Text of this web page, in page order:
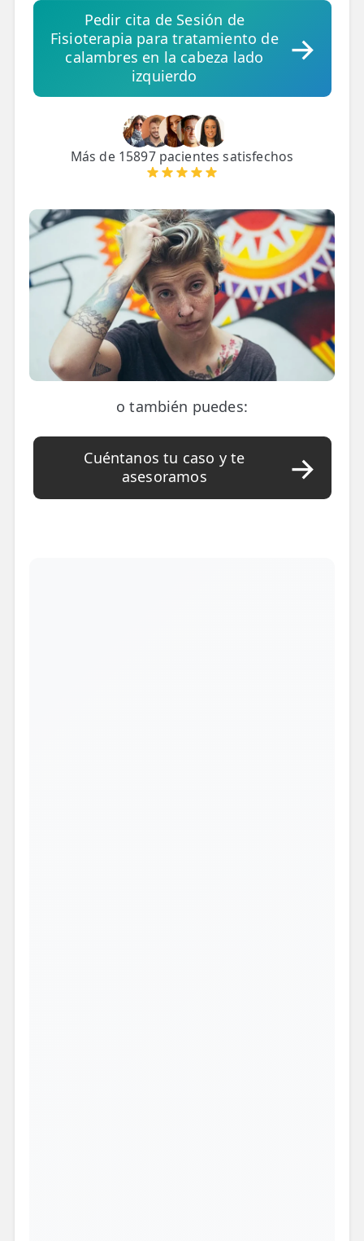
✨ Radiofrecuencia INDIBA
✨ Drenaje Linfático Manual
✨ Cicatrices y Estrías
Dolor de Cabeza
Trocanteritis
Hernia Discal
Fascitis Plantar
Lumbalgia
Ciática
Bursitis de Hombro
Síndrome Piramidal
Tendinitis de Aquiles
Pedir cita de Sesión de
Fisioterapia para tratamiento de
calambres en la cabeza lado
izquierdo
Más de 15897 pacientes satisfechos
o también puedes:
Cuéntanos tu caso y te
asesoramos